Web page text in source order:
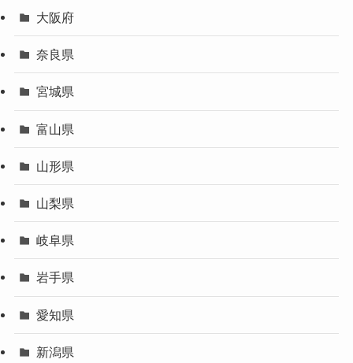
大阪府
奈良県
宮城県
富山県
山形県
山梨県
岐阜県
岩手県
愛知県
新潟県